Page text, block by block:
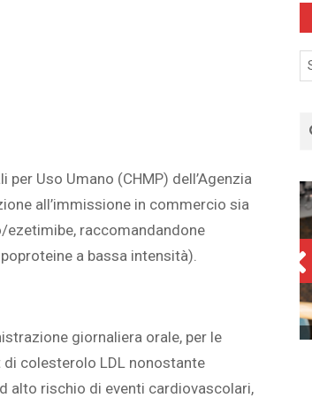
Uso Umano (CHMP) dell’Agenzia
all’immissione in commercio sia
ezetimibe, raccomandandone
a bassa intensità).
giornaliera orale, per le
colesterolo LDL nonostante
alto rischio di eventi cardiovascolari,